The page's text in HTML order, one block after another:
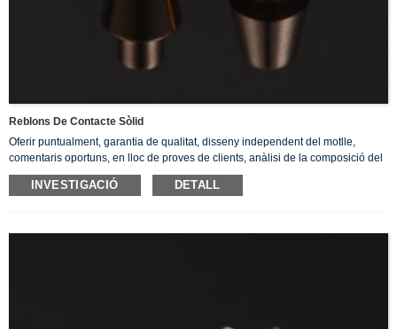
Reblons De Contacte Sòlid
Oferir puntualment, garantia de qualitat, disseny independent del motlle,
comentaris oportuns, en lloc de proves de clients, anàlisi de la composició del
producte.
INVESTIGACIÓ DETALL